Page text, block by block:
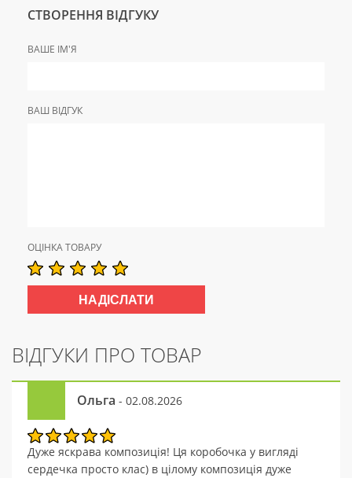
СТВОРЕННЯ ВІДГУКУ
ВАШЕ ІМ'Я
ВАШ ВІДГУК
ОЦІНКА ТОВАРУ
ВІДГУКИ ПРО ТОВАР
Ольга - 02.08.2026
Дуже яскрава композиція! Ця коробочка у вигляді
сердечка просто клас) в цілому композиція дуже